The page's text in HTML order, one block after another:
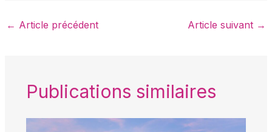
← Article précédent Article suivant →
Publications similaires